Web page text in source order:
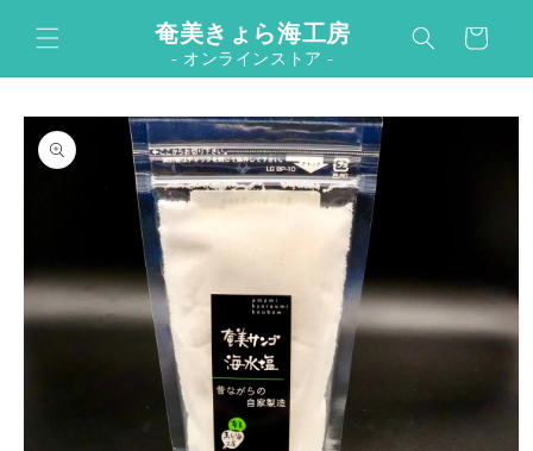
ンツに
進む
奄美きょら海工房
- オンラインストア -
ー
商品情
報にス
キップ